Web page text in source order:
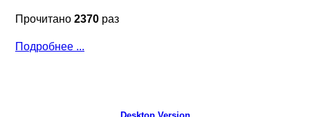
Прочитано 2370 раз
Подробнее ...